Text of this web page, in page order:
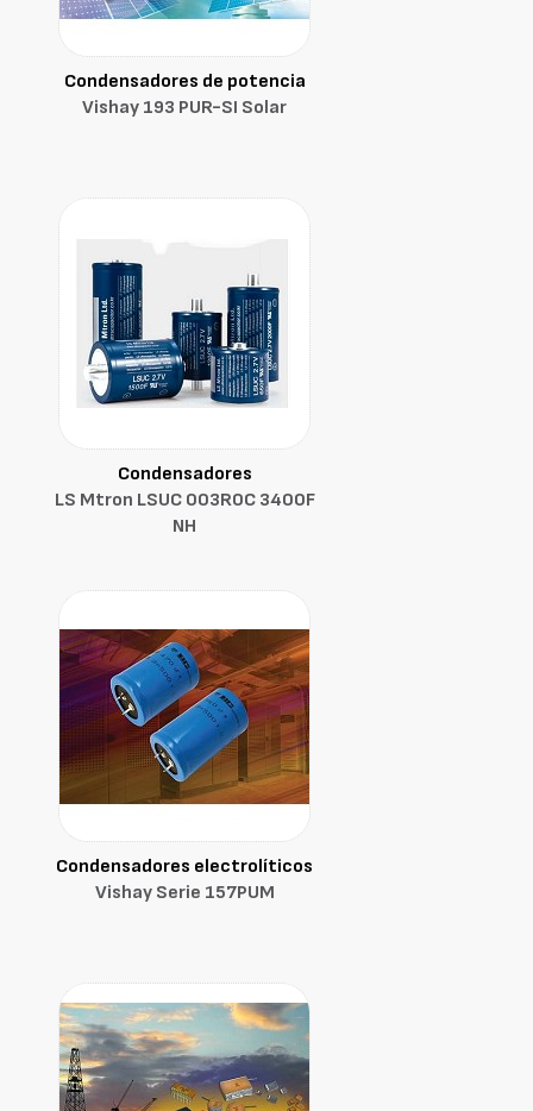
Condensadores de potencia
Vishay 193 PUR-SI Solar
Condensadores
LS Mtron LSUC 003R0C 3400F
NH
Condensadores electrolíticos
Vishay Serie 157PUM